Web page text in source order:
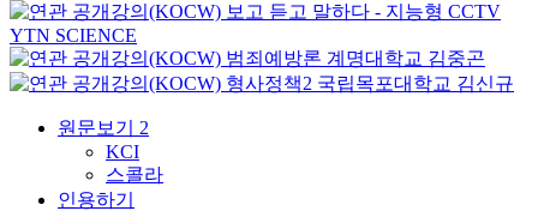
보고 듣고 말하다 - 지능형 CCTV
YTN SCIENCE
범죄예방론 계명대학교 김중곤
형사정책2 국립목포대학교 김신규
원문보기 2
KCI
스콜라
인용하기